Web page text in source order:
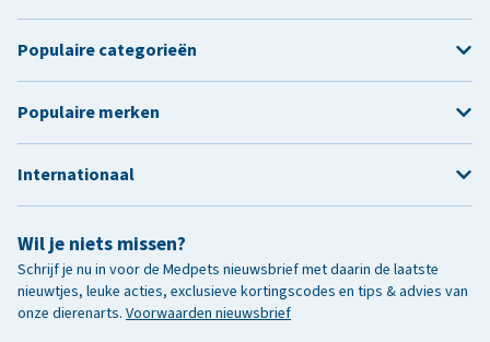
Wil je niets missen?
Schrijf je nu in voor de Medpets nieuwsbrief met daarin de laatste
nieuwtjes, leuke acties, exclusieve kortingscodes en tips & advies van
onze dierenarts. Voorwaarden nieuwsbrief
Populaire categorieën
Populaire merken
Internationaal